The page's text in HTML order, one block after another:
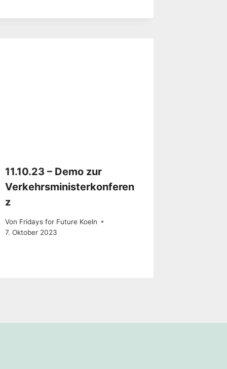
11.10.23 – Demo zur
Verkehrsministerkonferen
z
Von Fridays for Future Koeln
7. Oktober 2023